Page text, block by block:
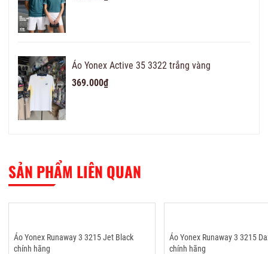
Áo Yonex Active 35 3322 trắng vàng
369.000₫
SẢN PHẨM LIÊN QUAN
Áo Yonex Runaway 3 3215 Jet Black
chính hãng
Áo Yonex Runaway 3 3215
chính hãng